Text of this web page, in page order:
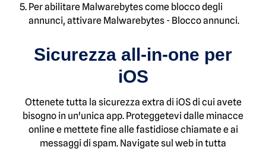
Per abilitare Malwarebytes come blocco degli
annunci, attivare Malwarebytes - Blocco annunci.
Sicurezza all-in-one per
iOS
Ottenete tutta la sicurezza extra di iOS di cui avete
bisogno in un'unica app. Proteggetevi dalle minacce
online e mettete fine alle fastidiose chiamate e ai
messaggi di spam. Navigate sul web in tutta